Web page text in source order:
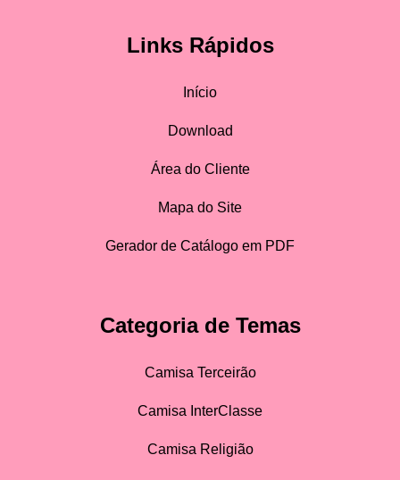
Links Rápidos
Início
Download
Área do Cliente
Mapa do Site
Gerador de Catálogo em PDF
Categoria de Temas
Camisa Terceirão
Camisa InterClasse
Camisa Religião